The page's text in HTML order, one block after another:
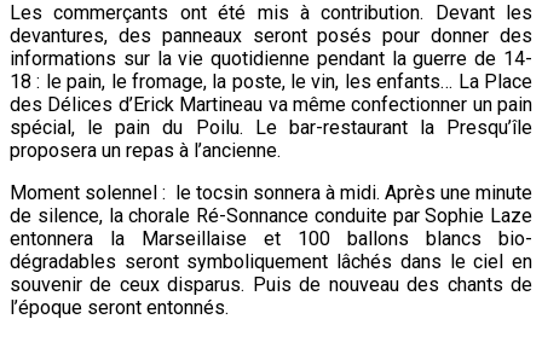
Les commerçants ont été mis à contribution. Devant les
devantures, des panneaux seront posés pour donner des
informations sur la vie quotidienne pendant la guerre de 14-
18 : le pain, le fromage, la poste, le vin, les enfants… La Place
des Délices d’Erick Martineau va même confectionner un pain
spécial, le pain du Poilu. Le bar-restaurant la Presqu’île
proposera un repas à l’ancienne.
Moment solennel : le tocsin sonnera à midi. Après une minute
de silence, la chorale Ré-Sonnance conduite par Sophie Laze
entonnera la Marseillaise et 100 ballons blancs bio-
dégradables seront symboliquement lâchés dans le ciel en
souvenir de ceux disparus. Puis de nouveau des chants de
l’époque seront entonnés.